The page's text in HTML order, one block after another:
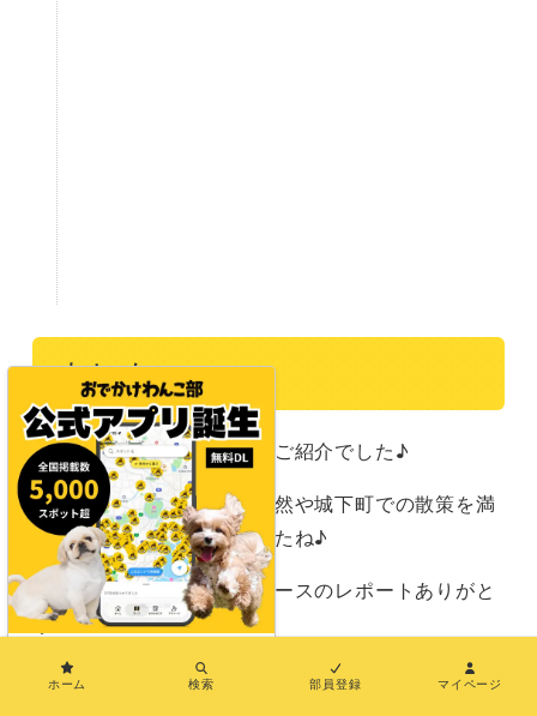
まとめ
以上、山口モデルコースのご紹介でした♪
山口グルメを堪能し、大自然や城下町での散策を満
喫できる素敵なコースでしたね♪
セトくん、素敵なモデルコースのレポートありがと
う♡
愛犬とのおでかけの参考にしてくださいね！
ホーム 検索 部員登録 マイページ